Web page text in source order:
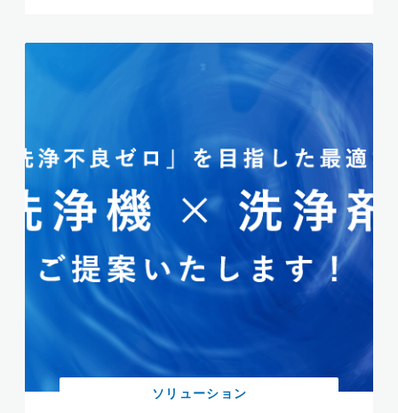
ソリューション